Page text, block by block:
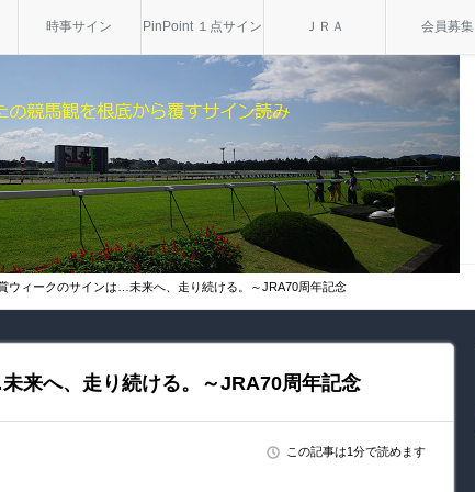
時事サイン PinPoint １点サイン ＪＲＡ 会員募集
ウィークのサインは…未来へ、走り続ける。～JRA70周年記念
来へ、走り続ける。～JRA70周年記念
この記事は1分で読めます